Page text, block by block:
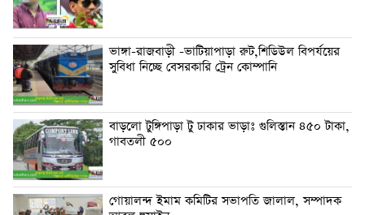
ভাঙ্গা-রাজবাড়ী -ভাটিয়াপাড়া রুট,শিডিউল বিপর্যয়ের
সুবিধা নিচ্ছে বেসরকারি ট্রেন কোম্পানি
বাড়লো টুঙ্গিপাড়া টু ঢাকার ভাড়াঃ গুলিস্তান ৪৫০ টাকা,
গাবতলী ৫০০
গোয়ালন্দ ইমাম কমিটির সভাপতি জালাল, সম্পাদক